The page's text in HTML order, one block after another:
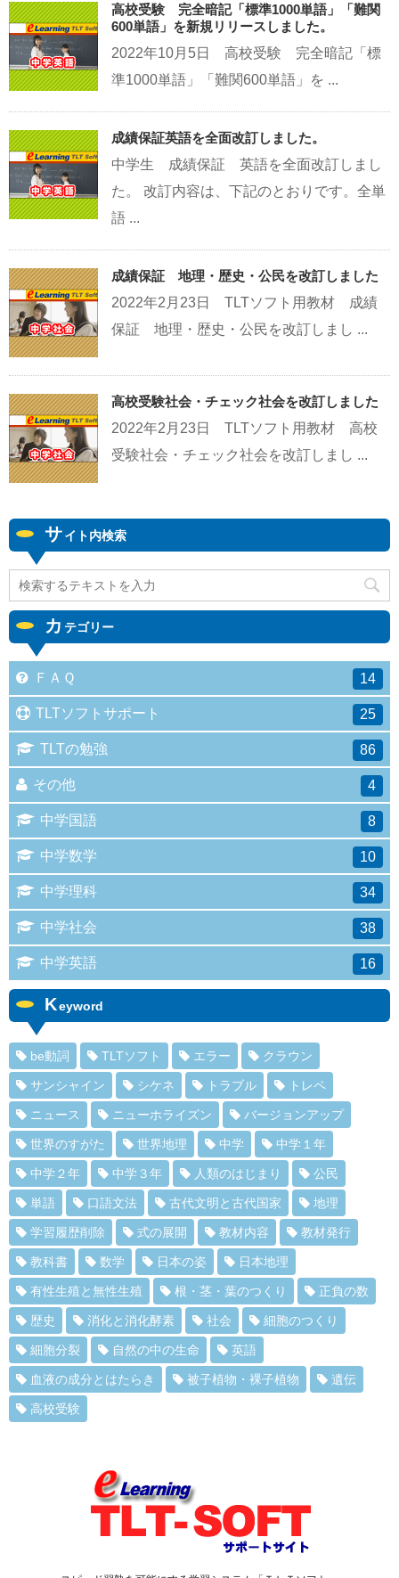
高校受験 完全暗記「標準1000単語」「難関
600単語」を新規リリースしました。
2022年10月5日 高校受験 完全暗記「標
準1000単語」「難関600単語」を ...
成績保証英語を全面改訂しました。
中学生 成績保証 英語を全面改訂しまし
た。 改訂内容は、下記のとおりです。全単
語 ...
成績保証 地理・歴史・公民を改訂しました
2022年2月23日 TLTソフト用教材 成績
保証 地理・歴史・公民を改訂しまし ...
高校受験社会・チェック社会を改訂しました
2022年2月23日 TLTソフト用教材 高校
受験社会・チェック社会を改訂しまし ...
サイト内検索
カ テゴリー
ＦＡＱ 14
TLTソフトサポート 25
TLTの勉強 86
その他 4
中学国語 8
中学数学 10
中学理科 34
中学社会 38
中学英語 16
Keyword
be動詞 TLTソフト エラー クラウン
サンシャイン シケネ トラブル トレペ
ニュース ニューホライズン バージョンアップ
世界のすがた 世界地理 中学 中学１年
中学２年 中学３年 人類のはじまり 公民
単語 口語文法 古代文明と古代国家 地理
学習履歴削除 式の展開 教材内容 教材発行
教科書 数学 日本の姿 日本地理
有性生殖と無性生殖 根・茎・葉のつくり 正負の数
歴史 消化と消化酵素 社会 細胞のつくり
細胞分裂 自然の中の生命 英語
血液の成分とはたらき 被子植物・裸子植物 遺伝
高校受験